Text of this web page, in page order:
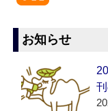
お知らせ